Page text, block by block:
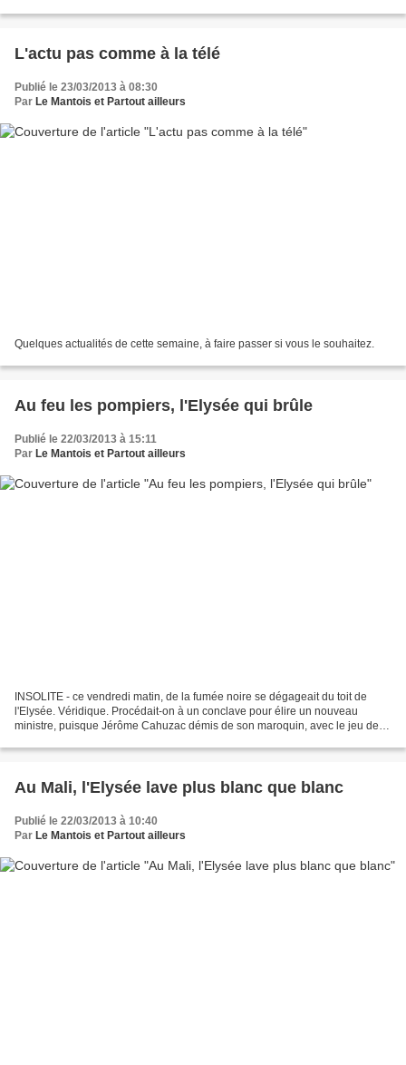
L'actu pas comme à la télé
Publié le 23/03/2013 à 08:30
Par Le Mantois et Partout ailleurs
Quelques actualités de cette semaine, à faire passer si vous le souhaitez.
Au feu les pompiers, l'Elysée qui brûle
Publié le 22/03/2013 à 15:11
Par Le Mantois et Partout ailleurs
INSOLITE - ce vendredi matin, de la fumée noire se dégageait du toit de
l'Elysée. Véridique. Procédait-on à un conclave pour élire un nouveau
ministre, puisque Jérôme Cahuzac démis de son maroquin, avec le jeu des
Au Mali, l'Elysée lave plus blanc que blanc
Publié le 22/03/2013 à 10:40
Par Le Mantois et Partout ailleurs